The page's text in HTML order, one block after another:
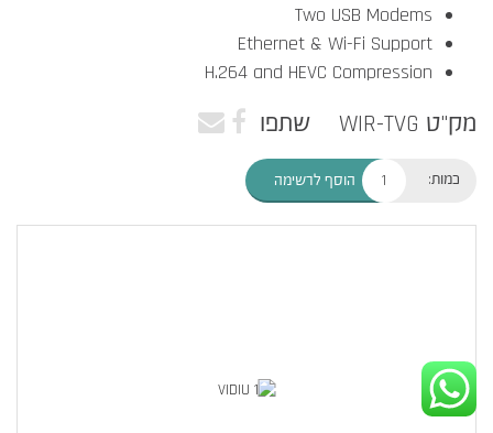
Two USB Modems
Ethernet & Wi-Fi Support
H.264 and HEVC Compression
מק"ט WIR-TVG שתפו
כמות: הוסף לרשימה